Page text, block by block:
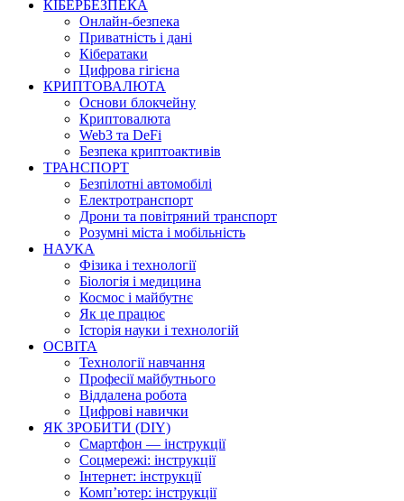
КІБЕРБЕЗПЕКА
Онлайн-безпека
Приватність і дані
Кібератаки
Цифрова гігієна
КРИПТОВАЛЮТА
Основи блокчейну
Криптовалюта
Web3 та DeFi
Безпека криптоактивів
ТРАНСПОРТ
Безпілотні автомобілі
Електротранспорт
Дрони та повітряний транспорт
Розумні міста і мобільність
НАУКА
Фізика і технології
Біологія і медицина
Космос і майбутнє
Як це працює
Історія науки і технологій
ОСВІТА
Технології навчання
Професії майбутнього
Віддалена робота
Цифрові навички
ЯК ЗРОБИТИ (DIY)
Смартфон — інструкції
Соцмережі: інструкції
Інтернет: інструкції
Комп’ютер: інструкції